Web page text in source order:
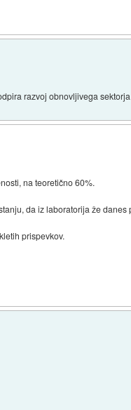
razvoj obnovljivega
na teoretično 60%.
da iz laboratorija že
prispevkov.